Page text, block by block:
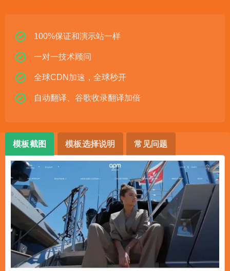
100%保证和演示站一样
一对一技术顾问
全球CDN加速，全球秒开
自动翻译、谷歌收录翻译加倍
模板截图 模板选择说明 常见问题